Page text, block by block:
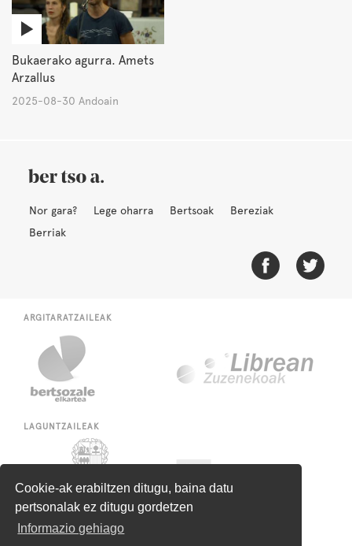
Cookie-ak erabiltzen ditugu, baina datu
pertsonalak ez ditugu gordetzen
Informazio gehiago
Bukaerako agurra. Amets
Arzallus
2025-08-30 Andoain
Nor gara? Lege oharra Bertsoak
Bereziak
Berriak
ARGITARATZAILEAK
LAGUNTZAILEAK